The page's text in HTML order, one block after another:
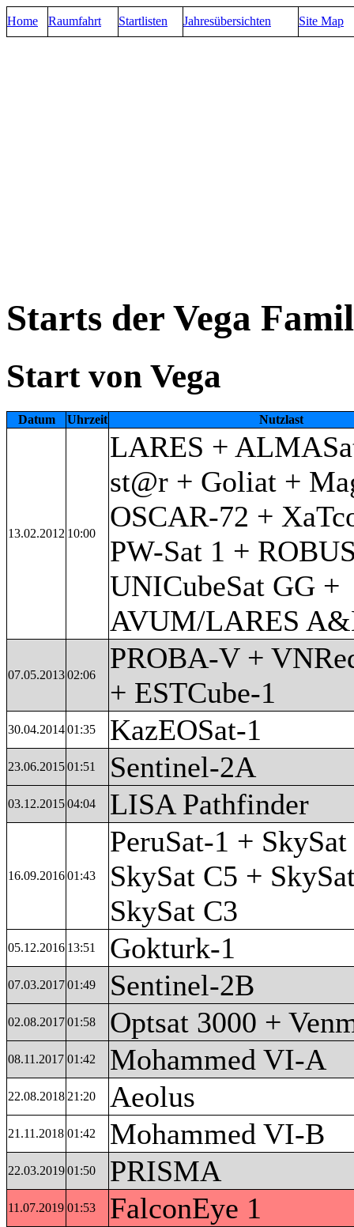
Home Raumfahrt Startlisten Jahresübersichten Site Map
Starts der Vega
Start von Vega
Datum Uhrzeit Nutzlast
13.02.2012 10:00
LARES +
st@r + Goliat +
OSCAR-72 +
PW-Sat 1 +
UNICubeSat GG +
AVUM/LARES
07.05.201302:06
PROBA-V +
+ ESTCube-1
30.04.201401:35 KazEOSat-1
23.06.201501:51 Sentinel-2A
03.12.201504:04 LISA Pathfinder
16.09.201601:43
PeruSat-1 +
SkySat C5 +
SkySat C3
05.12.2016 13:51 Gokturk-1
07.03.201701:49 Sentinel-2B
02.08.201701:58 Optsat 3000 +
08.11.2017 01:42 Mohammed VI-A
22.08.2018 21:20 Aeolus
21.11.2018 01:42 Mohammed VI-B
22.03.201901:50 PRISMA
11.07.2019 01:53 FalconEye 1